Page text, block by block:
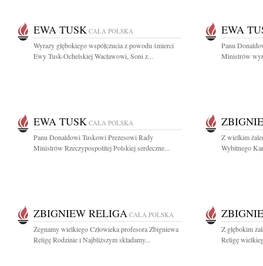
EWA TUSK CAŁA POLSKA
Wyrazy głębokiego współczucia z powodu śmierci
Ewy Tusk-Ochelskiej Wacławowi, Soni z...
EWA
Panu
Ministrów
EWA TUSK CAŁA POLSKA
Panu Donaldowi Tuskowi Prezesowi Rady
Ministrów Rzeczypospolitej Polskiej serdeczne...
Z wielkim
Wybitnego
ZBIGNIEW RELIGA CAŁA POLSKA
Żegnamy wielkiego Człowieka profesora Zbigniewa
Religę Rodzinie i Najbliższym składamy...
Z głębokim
Religę